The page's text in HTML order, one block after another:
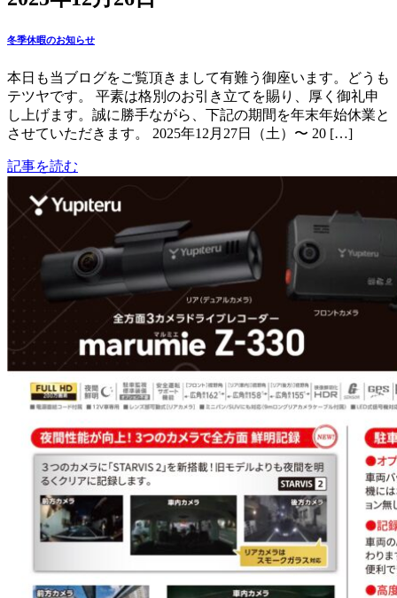
冬季休暇のお知らせ
本日も当ブログをご覧頂きまして有難う御座います。どうも
テツヤです。 平素は格別のお引き立てを賜り、厚く御礼申
し上げます。誠に勝手ながら、下記の期間を年末年始休業と
させていただきます。 2025年12月27日（土）〜 20 […]
記事を読む